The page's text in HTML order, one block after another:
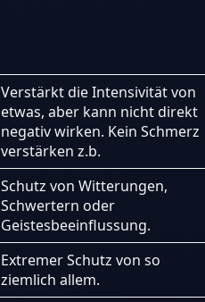
Verstärkt die Intensivität von
etwas, aber kann nicht direkt
negativ wirken. Kein Schmerz
verstärken z.b.
Schutz von Witterungen,
Schwertern oder
Geistesbeeinflussung.
Extremer Schutz von so
ziemlich allem.